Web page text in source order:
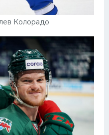
Колорадо